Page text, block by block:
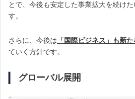
とで、今後も安定した事業拡大を続け
す。
さらに、今後は 「国際ビジネス」も新
ていく方針です。
グローバル展開